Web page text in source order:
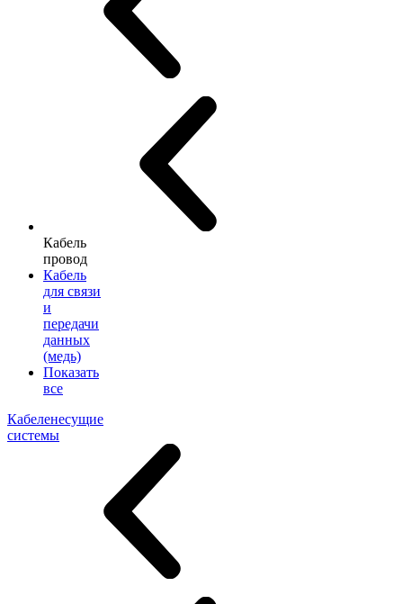
Кабель
провод
Кабель
для связи
и
передачи
данных
(медь)
Показать
все
Кабеленесущие
системы